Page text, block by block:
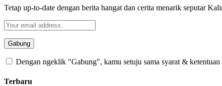
Tetap up-to-date dengan berita hangat dan cerita menarik seputar
Dengan ngeklik "Gabung", kamu setuju sama syarat &
Terbaru